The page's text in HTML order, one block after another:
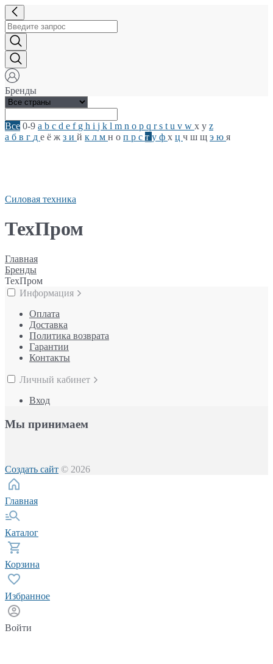
Бренды
Все 0-9 a b c d e f g h i j k l m n o p q rs t u v w x y z
а б в г д е ё ж з и й к л м н о п р с т у ф х ц ч ш щ э ю я
Силовая техника
ТехПром
Главная
Бренды
ТехПром
Информация
Оплата
Доставка
Политика возврата
Гарантии
Контакты
Личный кабинет
Вход
Мы принимаем
Создать сайт © 2026
Главная
Каталог
Корзина
Избранное
Войти